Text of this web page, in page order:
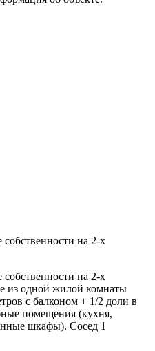
собственности на 2-х
собственности на 2-х
из одной жилой комнаты
с балконом + 1/2 доли в
помещения (кухня,
шкафы). Сосед 1